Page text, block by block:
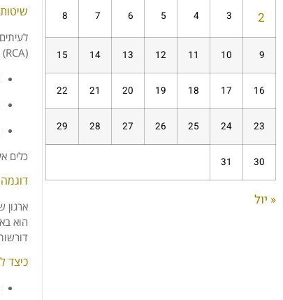
2
3
4
5
6
7
8
9
10
11
12
13
14
15
16
17
18
19
20
21
22
23
24
25
26
27
28
29
30
31
« יול
שיטות
לעיתים
RCA)
כלים
דוגמה
ארגון
הוא
כיצד